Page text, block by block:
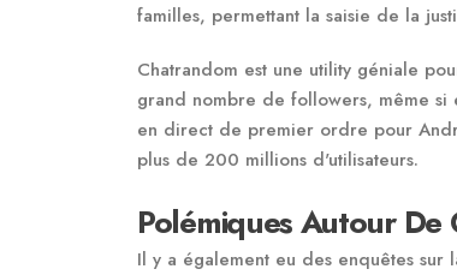
familles, permettant la saisie de la
Chatrandom est une utility géniale
grand nombre de followers, même
en direct de premier ordre pour
plus de 200 millions d'utilisateurs.
Polémiques Autour De
Il y a également eu des enquêtes